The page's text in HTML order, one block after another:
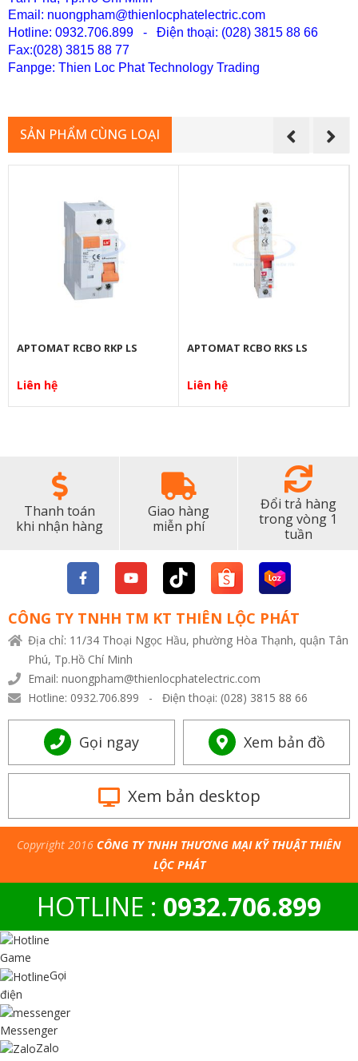
Email: nuongpham@thienlocphatelectric.com
Hotline: 0932.706.899 - Điện thoại: (028) 3815 88 66
Fax:(028) 3815 88 77
Fanpge: Thien Loc Phat Technology Trading
SẢN PHẨM CÙNG LOẠI
APTOMAT RCBO RKP LS
Liên hệ
APTOMAT RCBO RKS LS
Liên hệ
Thanh toán
khi nhận hàng
Giao hàng
miễn phí
Đổi trả hàng
trong vòng 1
tuần
CÔNG TY TNHH TM KT THIÊN LỘC PHÁT
Địa chỉ: 11/34 Thoại Ngọc Hầu, phường Hòa Thạnh, quận Tân
Phú, Tp.Hồ Chí Minh
Email: nuongpham@thienlocphatelectric.com
Hotline: 0932.706.899 - Điện thoại: (028) 3815 88 66
Gọi ngay Xem bản đồ
Xem bản desktop
Copyright 2016 CÔNG TY TNHH THƯƠNG MẠI KỸ THUẬT THIÊN
LỘC PHÁT
HOTLINE : 0932.706.899
Game
Gọi
điện
Messenger
Zalo